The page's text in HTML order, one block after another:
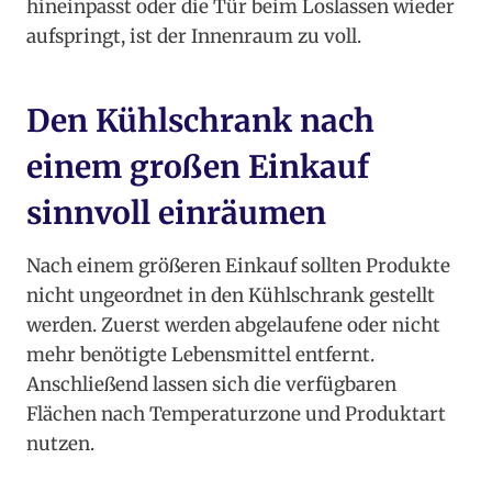
hineinpasst oder die Tür beim Loslassen wieder
aufspringt, ist der Innenraum zu voll.
Den Kühlschrank nach
einem großen Einkauf
sinnvoll einräumen
Nach einem größeren Einkauf sollten Produkte
nicht ungeordnet in den Kühlschrank gestellt
werden. Zuerst werden abgelaufene oder nicht
mehr benötigte Lebensmittel entfernt.
Anschließend lassen sich die verfügbaren
Flächen nach Temperaturzone und Produktart
nutzen.